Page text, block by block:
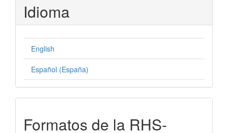
Idioma
English
Español (España)
rhs
Formatos de la RHS-